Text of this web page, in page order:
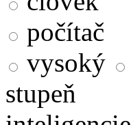
počítač
vysoký
stupeň